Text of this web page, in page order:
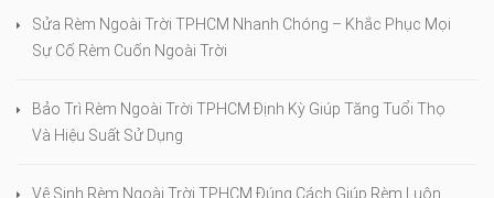
Sửa Rèm Ngoài Trời TPHCM Nhanh Chóng – Khắc Phục Mọi
Sự Cố Rèm Cuốn Ngoài Trời
Bảo Trì Rèm Ngoài Trời TPHCM Định Kỳ Giúp Tăng Tuổi Thọ
Và Hiệu Suất Sử Dụng
Vệ Sinh Rèm Ngoài Trời TPHCM Đúng Cách Giúp Rèm Luôn